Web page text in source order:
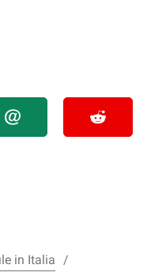
in Italia